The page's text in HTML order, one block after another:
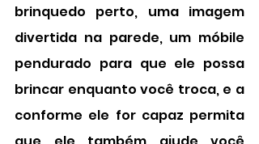
brinquedo perto, uma imagem
divertida na parede, um móbile
pendurado para que ele possa
brincar enquanto você troca, e a
conforme ele for capaz permita